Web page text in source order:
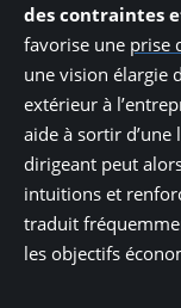
des contraintes
favorise une prise
une vision élargie
extérieur à
aide à sortir
dirigeant peut
intuitions et
traduit
les objectifs